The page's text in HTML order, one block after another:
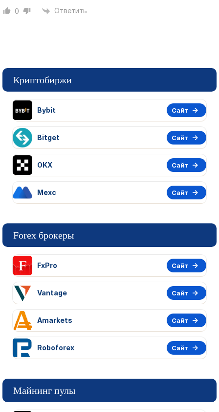
0 Ответить
Криптобиржи
Bybit Сайт
Bitget Сайт
OKX Сайт
Mexc Сайт
Forex брокеры
FxPro Сайт
Vantage Сайт
Amarkets Сайт
Roboforex Сайт
Майнинг пулы